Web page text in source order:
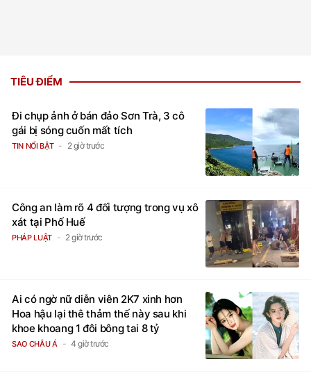
TIÊU ĐIỂM
Đi chụp ảnh ở bán đảo Sơn Trà, 3 cô
gái bị sóng cuốn mất tích
TIN NỔI BẬT 2 giờ trước
Công an làm rõ 4 đối tượng trong vụ xô
xát tại Phố Huế
PHÁP LUẬT 2 giờ trước
Ai có ngờ nữ diễn viên 2K7 xinh hơn
Hoa hậu lại thê thảm thế này sau khi
khoe khoang 1 đôi bông tai 8 tỷ
SAO CHÂU Á 4 giờ trước